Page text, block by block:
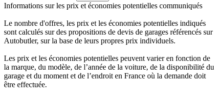
Informations sur les prix et économies potentielles communiqués
Le nombre d'offres, les prix et les économies potentielles indiqués
sont calculés sur des propositions de devis de garages référencés sur
Autobutler, sur la base de leurs propres prix individuels.
Les prix et les économies potentielles peuvent varier en fonction de
la marque, du modèle, de l’année de la voiture, de la disponibilité du
garage et du moment et de l’endroit en France où la demande doit
être effectuée.